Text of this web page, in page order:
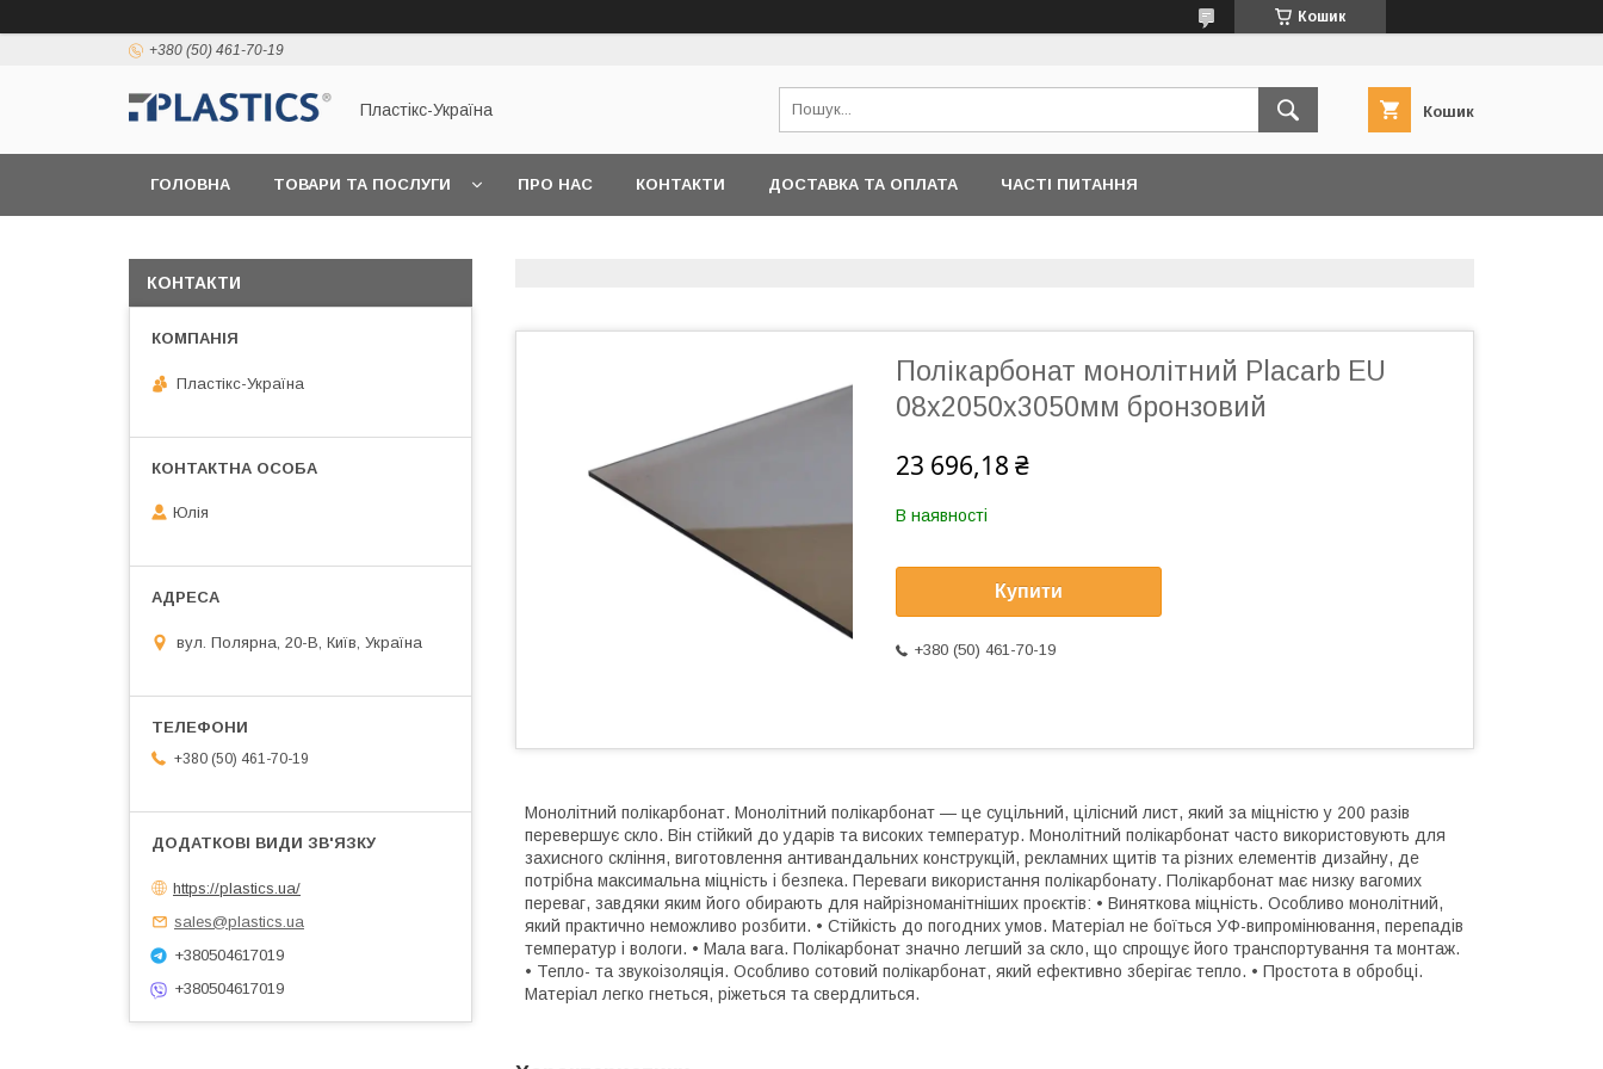
Кошик
+380 (50) 461-70-19
Пластікс-Україна Кошик
ГОЛОВНА ТОВАРИ ТА ПОСЛУГИ ПРО НАС КОНТАКТИ ДОСТАВКА ТА ОПЛАТА ЧАСТІ ПИТАННЯ
Полікарбонат монолітний Placarb EU
08x2050x3050мм бронзовий
23 696,18 ₴
В наявності
Купити
+380 (50) 461-70-19
Монолітний полікарбонат. Монолітний полікарбонат — це суцільний, цілісний лист, який за міцністю у 200 разів
перевершує скло. Він стійкий до ударів та високих температур. Монолітний полікарбонат часто використовують для
захисного скління, виготовлення антивандальних конструкцій, рекламних щитів та різних елементів дизайну, де
потрібна максимальна міцність і безпека. Переваги використання полікарбонату. Полікарбонат має низку вагомих
переваг, завдяки яким його обирають для найрізноманітніших проєктів: • Виняткова міцність. Особливо монолітний,
який практично неможливо розбити. • Стійкість до погодних умов. Матеріал не боїться УФ-випромінювання, перепадів
температур і вологи. • Мала вага. Полікарбонат значно легший за скло, що спрощує його транспортування та монтаж.
• Тепло- та звукоізоляція. Особливо сотовий полікарбонат, який ефективно зберігає тепло. • Простота в обробці.
Матеріал легко гнеться, ріжеться та свердлиться.
КОНТАКТИ
Пластікс-Україна
Юлія
вул. Полярна, 20-В, Київ, Україна
+380 (50) 461-70-19
https://plastics.ua/
sales@plastics.ua
+380504617019
+380504617019